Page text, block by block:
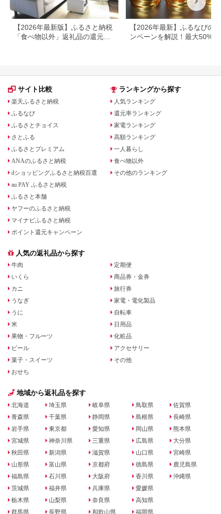
【2026年最新版】ふるさと納税
「食べ物以外」返礼品の還元率
【2026年最新】ふるなびの
ンペーンを解説！最大50%還
サイト比較
楽天ふるさと納税
ふるなび
ふるさとチョイス
さとふる
ふるさとプレミアム
ANAのふるさと納税
dショッピングふるさと納税百選
au PAY ふるさと納税
ふるさと本舗
ヤフーのふるさと納税
マイナビふるさと納税
ポイント還元キャンペーン
ランキングから探す
人気ランキング
還元率ランキング
家電ランキング
高額ランキング
一人暮らし
食べ物以外
その他のランキング
人気の返礼品から探す
牛肉
いくら
カニ
うなぎ
うに
米
果物・フルーツ
ビール
菓子・スイーツ
おせち
定期便
商品券・金券
旅行券
家電・電化製品
自転車
日用品
化粧品
アクセサリー
その他
地域から返礼品を探す
北海道
青森県
岩手県
宮城県
秋田県
山形県
福島県
茨城県
栃木県
群馬県
埼玉県
千葉県
東京都
神奈川県
新潟県
富山県
石川県
福井県
山梨県
長野県
岐阜県
静岡県
愛知県
三重県
滋賀県
京都府
大阪府
兵庫県
奈良県
和歌山県
鳥取県
島根県
岡山県
広島県
山口県
徳島県
香川県
愛媛県
高知県
福岡県
佐賀県
長崎県
熊本県
大分県
宮崎県
鹿児島県
沖縄県